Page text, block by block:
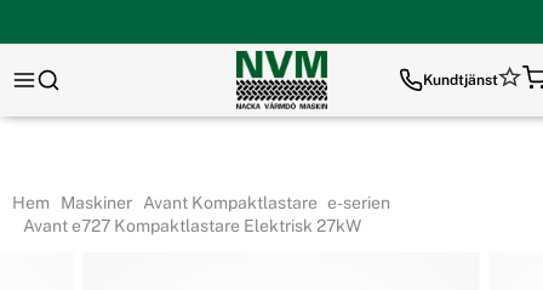
Kundtjänst
Hem Maskiner Avant Kompaktlastare e-serien
Avant e727 Kompaktlastare Elektrisk 27kW